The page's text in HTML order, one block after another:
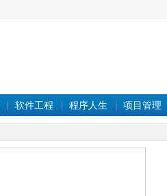
软件工程 程序人生 项目管理